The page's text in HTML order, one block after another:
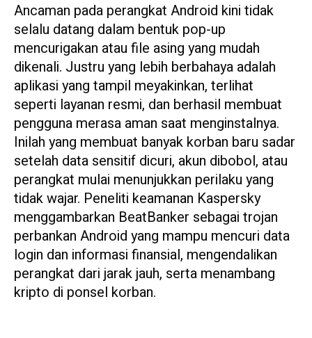
Ancaman pada perangkat Android kini tidak
selalu datang dalam bentuk pop-up
mencurigakan atau file asing yang mudah
dikenali. Justru yang lebih berbahaya adalah
aplikasi yang tampil meyakinkan, terlihat
seperti layanan resmi, dan berhasil membuat
pengguna merasa aman saat menginstalnya.
Inilah yang membuat banyak korban baru sadar
setelah data sensitif dicuri, akun dibobol, atau
perangkat mulai menunjukkan perilaku yang
tidak wajar. Peneliti keamanan Kaspersky
menggambarkan BeatBanker sebagai trojan
perbankan Android yang mampu mencuri data
login dan informasi finansial, mengendalikan
perangkat dari jarak jauh, serta menambang
kripto di ponsel korban.